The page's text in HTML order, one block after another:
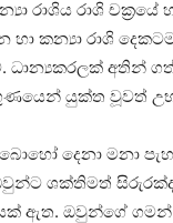
රාශිය රාශි
හා කන්‍යා රාශි
ධාන්‍යකරලක්‌ අතින්
ගුණයෙන් යුක්‌ත වූවත්
දෙනා මනා
ශක්‌තිමත්
ඇත. ඔවුන්ගේ ගමන්